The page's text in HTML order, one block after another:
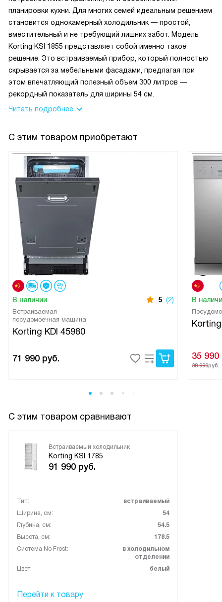
пользовалась, но видела в сети много хороших отзывов о
ней. Поэтому остановила свой выбор на этой модели.
Холодильник встраиваемый, он идеально вписался в нишу
нашего гарнитура на рабочей кухне. Есть режим
суперохлаждения, мы иногда включаем его по утрам,
после того, как положим внутрь все контейнеры с едой.
Система разморозки автоматическая, не нужно
размораживать прибор вручную! Это очень удобно, т.к. на
холодильника. Есть контейнер для овощей и фруктов.
слышно. Отличный бытовой прибор, со своими функциями
планировки кухни. Для многих семей идеальным решением
становится однокамерный холодильник — простой,
вместительный и не требующий лишних забот. Модель
Korting KSI 1855 представляет собой именно такое
решение. Это встраиваемый прибор, который полностью
скрывается за мебельными фасадами, предлагая при
этом впечатляющий полезный объем 300 литров —
рекордный показатель для ширины 54 см.
Читать подробнее
С этим товаром приобретают
В наличии 5 (2)
Встраиваемая
посудомоечная машина
Korting KDI 45980
71 990 руб.
В
35 990
38 990руб.
С этим товаром сравнивают
Встраиваемый холодильник
Korting KSI 1785
91 990 руб.
Тип:
встраиваемый
Ширина, см:
54
Глубина, см:
54.5
Высота, см:
178.5
Система No Frost:
в холодильном
отделении
Цвет:
белый
Перейти к товару